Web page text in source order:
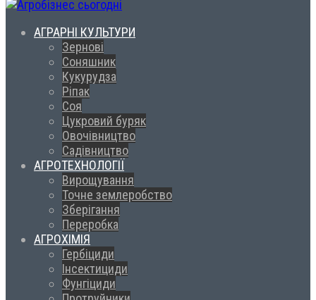
АГРАРНІ КУЛЬТУРИ
Зернові
Соняшник
Кукурудза
Ріпак
Соя
Цукровий буряк
Овочівництво
Садівництво
АГРОТЕХНОЛОГІЇ
Вирощування
Точне землеробство
Зберігання
Переробка
АГРОХІМІЯ
Гербіциди
Інсектициди
Фунгіциди